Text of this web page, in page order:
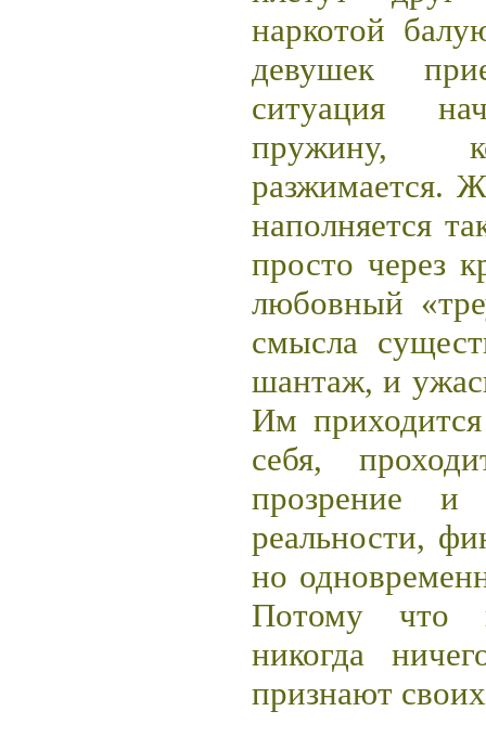
наркотой
девушек
ситуация
пружину,
разжимается.
наполняется
просто через
любовный
смысла
шантаж, и
Им
себя,
прозрение и
реальности,
но
Потому что
никогда
признают